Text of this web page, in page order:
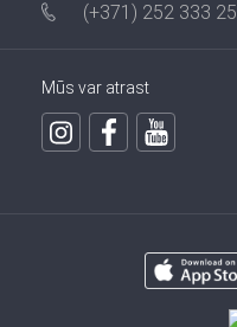
(+371) 252 333 25
Mūs var atrast